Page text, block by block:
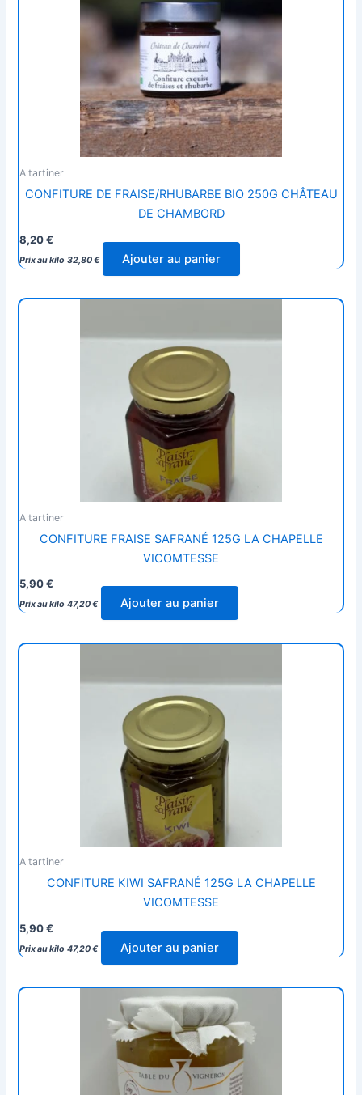
A tartiner
CONFITURE DE FRAISE/RHUBARBE BIO 250G CHÂTEAU
DE CHAMBORD
8,20€
Prix au kilo 32,80€ Ajouter au panier
A tartiner
CONFITURE FRAISE SAFRANÉ 125G LA CHAPELLE
VICOMTESSE
5,90€
Prix au kilo 47,20€ Ajouter au panier
A tartiner
CONFITURE KIWI SAFRANÉ 125G LA CHAPELLE
VICOMTESSE
5,90€
Prix au kilo 47,20€ Ajouter au panier